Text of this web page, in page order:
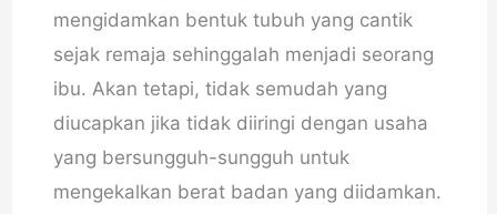
mengidamkan bentuk tubuh yang cantik
sejak remaja sehinggalah menjadi seorang
ibu. Akan tetapi, tidak semudah yang
diucapkan jika tidak diiringi dengan usaha
yang bersungguh-sungguh untuk
mengekalkan berat badan yang diidamkan.